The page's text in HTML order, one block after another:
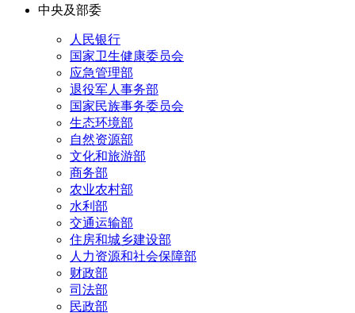
中央及部委
人民银行
国家卫生健康委员会
应急管理部
退役军人事务部
国家民族事务委员会
生态环境部
自然资源部
文化和旅游部
商务部
农业农村部
水利部
交通运输部
住房和城乡建设部
人力资源和社会保障部
财政部
司法部
民政部